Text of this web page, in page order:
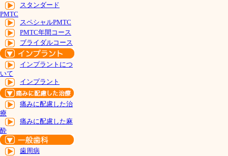
スタンダード
PMTC
スペシャルPMTC
PMTC年間コース
ブライダルコース
インプラントにつ
いて
インプラント
痛みに配慮した治
療
痛みに配慮した麻
酔
歯周病